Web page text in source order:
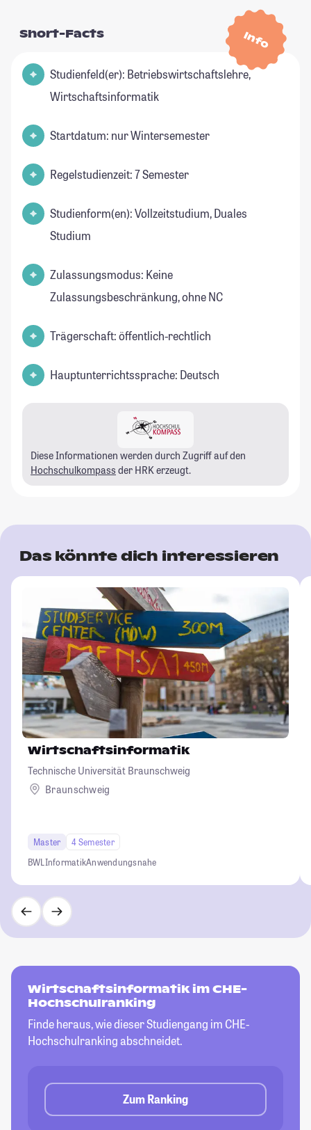
Info
Short-Facts
Studienfeld(er): Betriebswirtschaftslehre,
Wirtschaftsinformatik
Startdatum: nur Wintersemester
Regelstudienzeit: 7 Semester
Studienform(en): Vollzeitstudium, Duales
Studium
Zulassungsmodus: Keine
Zulassungsbeschränkung, ohne NC
Trägerschaft: öffentlich-rechtlich
Hauptunterrichtssprache: Deutsch
Diese Informationen werden durch Zugriff auf den
Hochschulkompass der HRK erzeugt.
Das könnte dich interessieren
Wirtschaftsinformatik
Technische Universität Braunschweig
Braunschweig
Master
4 Semester
BWLInformatikAnwendungsnahe
Wirtschaftsinformatik im CHE-
Hochschulranking
Finde heraus, wie dieser Studiengang im CHE-
Hochschulranking abschneidet.
Zum Ranking